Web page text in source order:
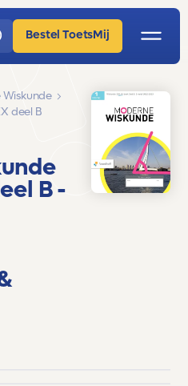
Bestel ToetsMij
deel B
B-